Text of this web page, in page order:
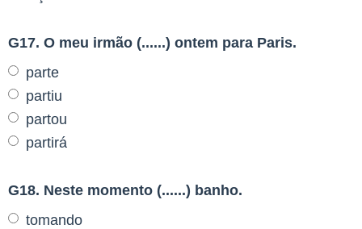
G17. O meu irmão (......) ontem para Paris.
parte
partiu
partou
partirá
G18. Neste momento (......) banho.
tomando